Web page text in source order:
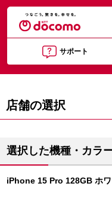
サポート
店舗の選択
選択した機種・カラ
iPhone 15 Pro 128GB ホ